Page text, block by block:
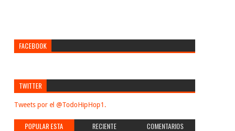
FACEBOOK
TWITTER
Tweets por el @TodoHipHop1.
POPULAR ESTA
RECIENTE COMENTARIOS